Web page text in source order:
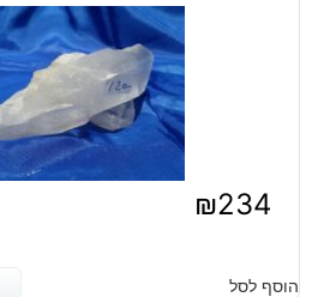
₪234
הוסף לסל